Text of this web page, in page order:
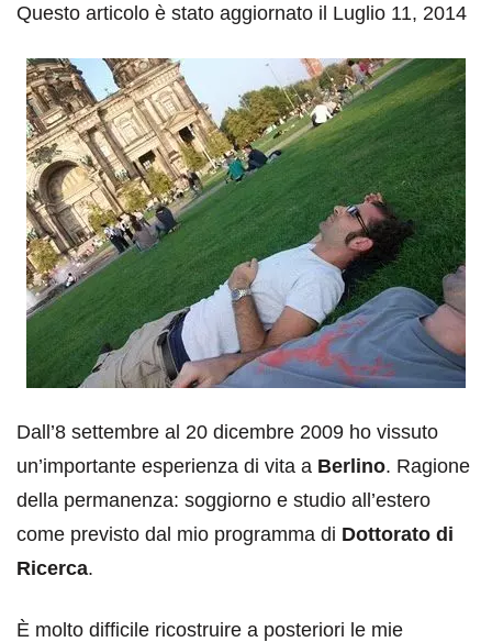
Questo articolo è stato aggiornato il Luglio 11, 2014
Dall’8 settembre al 20 dicembre 2009 ho vissuto
un’importante esperienza di vita a Berlino. Ragione
della permanenza: soggiorno e studio all’estero
come previsto dal mio programma di Dottorato di
Ricerca.
È molto difficile ricostruire a posteriori le mie